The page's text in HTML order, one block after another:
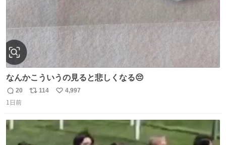
なんかこういうの見ると悲しくなる😔
返
信
20
リ
ト
114
い
数
4,997
1日前